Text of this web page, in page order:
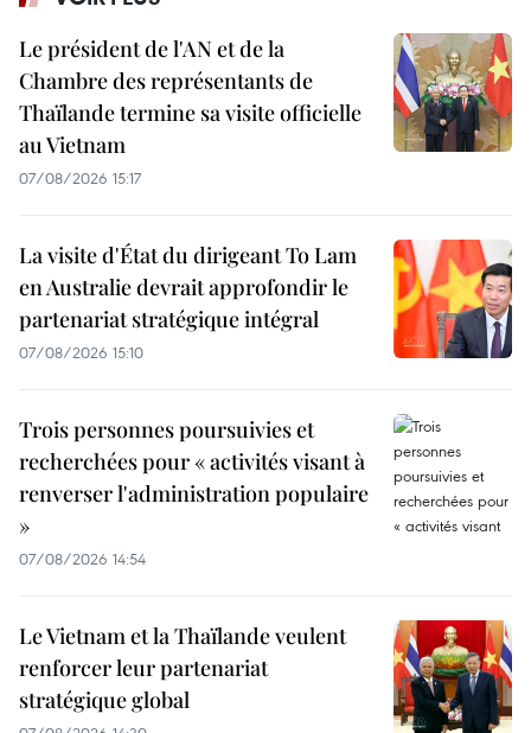
Le président de l'AN et de la
Chambre des représentants de
Thaïlande termine sa visite officielle
au Vietnam
07/08/2026 15:17
La visite d'État du dirigeant To Lam
en Australie devrait approfondir le
partenariat stratégique intégral
07/08/2026 15:10
Trois personnes poursuivies et
recherchées pour « activités visant à
renverser l'administration populaire
»
07/08/2026 14:54
Le Vietnam et la Thaïlande veulent
renforcer leur partenariat
stratégique global